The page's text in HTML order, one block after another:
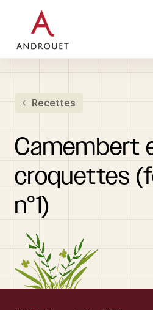
Rechercher un mot clé
Recettes
Camembert
croquettes
n°1)